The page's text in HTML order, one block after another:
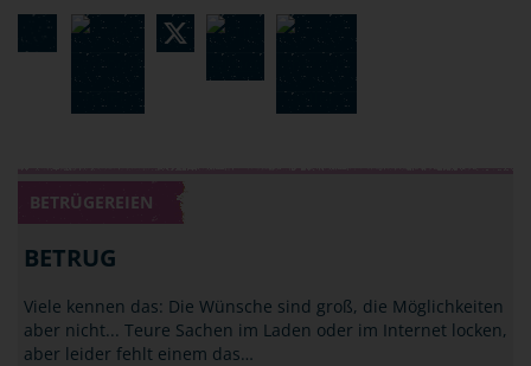
BETRÜGEREIEN
BETRUG
Viele kennen das: Die Wünsche sind groß, die Möglichkeiten
aber nicht... Teure Sachen im Laden oder im Internet locken,
aber leider fehlt einem das…